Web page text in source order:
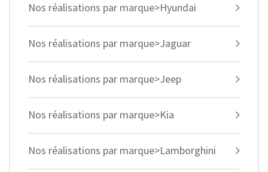
Nos réalisations par marque>Hyundai
Nos réalisations par marque>Jaguar
Nos réalisations par marque>Jeep
Nos réalisations par marque>Kia
Nos réalisations par marque>Lamborghini